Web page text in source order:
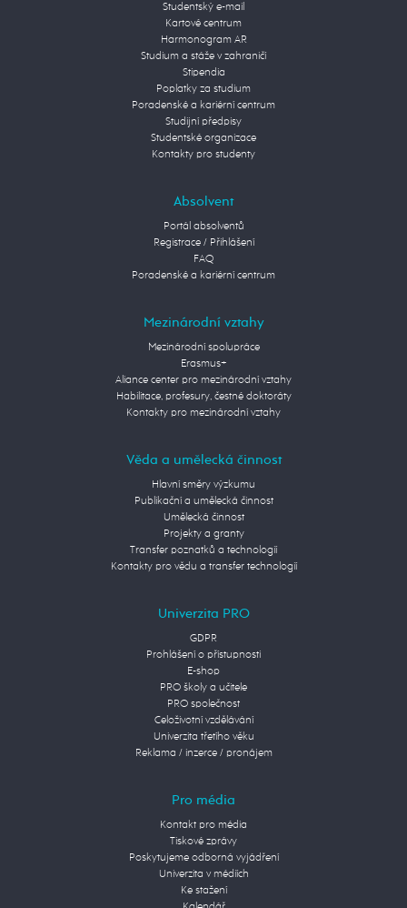
Studentský e-mail
Kartové centrum
Harmonogram AR
Studium a stáže v zahraničí
Stipendia
Poplatky za studium
Poradenské a kariérní centrum
Studijní předpisy
Studentské organizace
Kontakty pro studenty
Absolvent
Portál absolventů
Registrace / Přihlášení
FAQ
Poradenské a kariérní centrum
Mezinárodní vztahy
Mezinárodní spolupráce
Erasmus+
Aliance center pro mezinárodní vztahy
Habilitace, profesury, čestné doktoráty
Kontakty pro mezinárodní vztahy
Věda a umělecká činnost
Hlavní směry výzkumu
Publikační a umělecká činnost
Umělecká činnost
Projekty a granty
Transfer poznatků a technologií
Kontakty pro vědu a transfer technologií
Univerzita PRO
GDPR
Prohlášení o přístupnosti
E-shop
PRO školy a učitele
PRO společnost
Celoživotní vzdělávání
Univerzita třetího věku
Reklama / inzerce / pronájem
Pro média
Kontakt pro média
Tiskové zprávy
Poskytujeme odborná vyjádření
Univerzita v médiích
Ke stažení